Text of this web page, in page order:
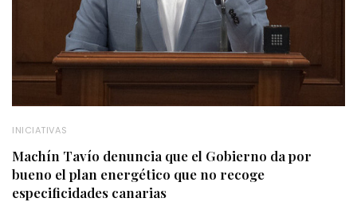
INICIATIVAS
Machín Tavío denuncia que el Gobierno da por
bueno el plan energético que no recoge
especificidades canarias